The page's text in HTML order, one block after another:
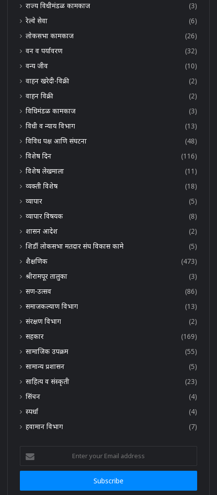
राज्य विधीमंडळ कामकाज
(3)
रेल्वे सेवा
(6)
लोकसभा कामकाज
(26)
वन व पर्यावरण
(32)
वन्य जीव
(10)
वाहन खरेदी-विक्री
(2)
वाहन विक्री
(2)
विधिमंडळ कामकाज
(3)
विधी व न्याय विभाग
(13)
विविध पक्ष आणि संघटना
(48)
विशेष दिन
(116)
विशेष लेखमाला
(11)
व्यक्ती विशेष
(18)
व्यापार
(5)
व्यापार विषयक
(8)
शासन आदेश
(2)
शिर्डी लोकसभा मतदार संघ विकास कामे
(5)
शैक्षणिक
(473)
श्रीरामपूर तालुका
(3)
सण-उत्सव
(86)
समाजकल्याण विभाग
(13)
संरक्षण विभाग
(2)
सहकार
(169)
सामाजिक उपक्रम
(55)
सामान्य प्रशासन
(5)
साहित्य व संस्कृती
(23)
सिंचन
(4)
स्पर्धा
(4)
हवामान विभाग
(7)
your
Email